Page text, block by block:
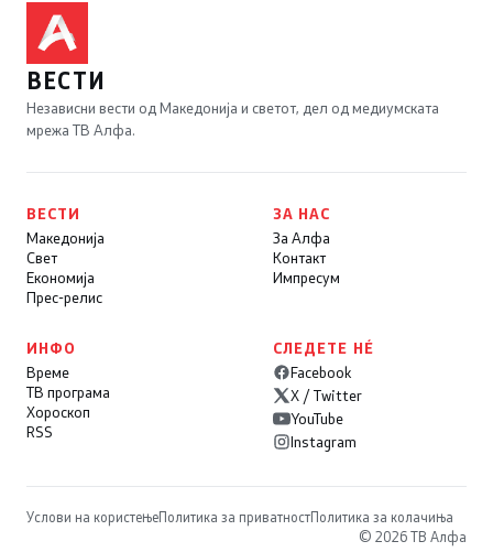
ВЕСТИ
Независни вести од Македонија и светот, дел од медиумската
мрежа ТВ Алфа.
ВЕСТИ
Македонија
Свет
Економија
Прес-релис
ЗА НАС
За Алфа
Контакт
Импресум
ИНФО
Време
ТВ програма
Хороскоп
RSS
СЛЕДЕТЕ НÉ
Facebook
X / Twitter
YouTube
Instagram
Услови на користењеПолитика за приватностПолитика за колачиња
© 2026 ТВ Алфа